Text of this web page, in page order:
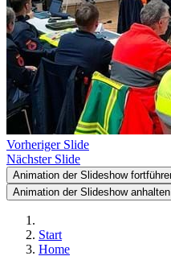
Vorheriger Slide
Nächster Slide
Animation der Slideshow
Animation der Slideshow anhalten
Start
Home